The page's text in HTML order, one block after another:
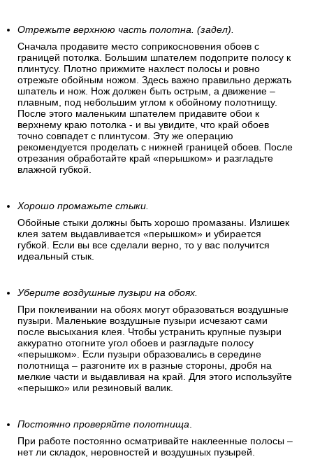
Отрежьте верхнюю часть полотна. (задел).
Сначала продавите место соприкосновения обоев с
границей потолка. Большим шпателем подоприте полосу к
плинтусу. Плотно прижмите нахлест полосы и ровно
отрежьте обойным ножом. Здесь важно правильно держать
шпатель и нож. Нож должен быть острым, а движение –
плавным, под небольшим углом к обойному полотнищу.
После этого маленьким шпателем придавите обои к
верхнему краю потолка - и вы увидите, что край обоев
точно совпадет с плинтусом. Эту же операцию
рекомендуется проделать с нижней границей обоев. После
отрезания обработайте край «перышком» и разгладьте
влажной губкой.
Хорошо промажьте стыки.
Обойные стыки должны быть хорошо промазаны. Излишек
клея затем выдавливается «перышком» и убирается
губкой. Если вы все сделали верно, то у вас получится
идеальный стык.
Уберите воздушные пузыри на обоях.
При поклеивании на обоях могут образоваться воздушные
пузыри. Маленькие воздушные пузыри исчезают сами
после высыхания клея. Чтобы устранить крупные пузыри
аккуратно отогните угол обоев и разгладьте полосу
«перышком». Если пузыри образовались в середине
полотнища – разгоните их в разные стороны, дробя на
мелкие части и выдавливая на край. Для этого используйте
«перышко» или резиновый валик.
Постоянно проверяйте полотнища.
При работе постоянно осматривайте наклеенные полосы –
нет ли складок, неровностей и воздушных пузырей.